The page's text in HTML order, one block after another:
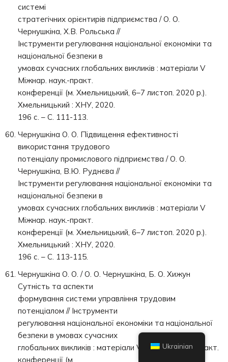
системі
стратегічних орієнтирів підприємства / О. О.
Чернушкіна, Х.В. Рольська //
Інструменти регулювання національної економіки та
національної безпеки в
умовах сучасних глобальних викликів : матеріали V
Міжнар. наук.-практ.
конференції (м. Хмельницький, 6–7 листоп. 2020 р.).
Хмельницький : ХНУ, 2020.
196 с. – С. 111-113.
Чернушкіна О. О. Підвищення ефективності
використання трудового
потенціалу промислового підприємства / О. О.
Чернушкіна, В.Ю. Руднєва //
Інструменти регулювання національної економіки та
національної безпеки в
умовах сучасних глобальних викликів : матеріали V
Міжнар. наук.-практ.
конференції (м. Хмельницький, 6–7 листоп. 2020 р.).
Хмельницький : ХНУ, 2020.
196 с. – С. 113-115.
Чернушкіна О. О. / О. О. Чернушкіна, Б. О. Хижун
Сутність та аспекти
формування системи управління трудовим
потенціалом // Інструменти
регулювання національної економіки та національної
безпеки в умовах сучасних
глобальних викликів : матеріали V Міжнар. наук.-практ.
конференції (м.
Ukrainian